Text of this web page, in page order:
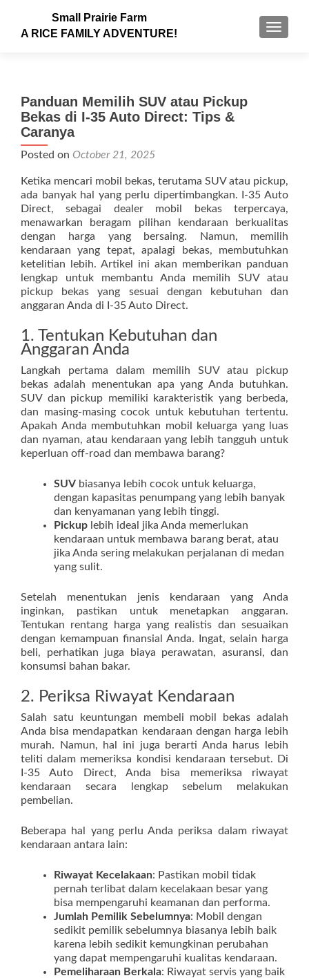
Small Prairie Farm
A RICE FAMILY ADVENTURE!
Panduan Memilih SUV atau Pickup
Bekas di I-35 Auto Direct: Tips &
Caranya
Posted on October 21, 2025
Ketika mencari mobil bekas, terutama SUV atau pickup,
ada banyak hal yang perlu dipertimbangkan. I-35 Auto
Direct, sebagai dealer mobil bekas terpercaya,
menawarkan beragam pilihan kendaraan berkualitas
dengan harga yang bersaing. Namun, memilih
kendaraan yang tepat, apalagi bekas, membutuhkan
ketelitian lebih. Artikel ini akan memberikan panduan
lengkap untuk membantu Anda memilih SUV atau
pickup bekas yang sesuai dengan kebutuhan dan
anggaran Anda di I-35 Auto Direct.
1. Tentukan Kebutuhan dan
Anggaran Anda
Langkah pertama dalam memilih SUV atau pickup
bekas adalah menentukan apa yang Anda butuhkan.
SUV dan pickup memiliki karakteristik yang berbeda,
dan masing-masing cocok untuk kebutuhan tertentu.
Apakah Anda membutuhkan mobil keluarga yang luas
dan nyaman, atau kendaraan yang lebih tangguh untuk
keperluan off-road dan membawa barang?
SUV biasanya lebih cocok untuk keluarga,
dengan kapasitas penumpang yang lebih banyak
dan kenyamanan yang lebih tinggi.
Pickup lebih ideal jika Anda memerlukan
kendaraan untuk membawa barang berat, atau
jika Anda sering melakukan perjalanan di medan
yang sulit.
Setelah menentukan jenis kendaraan yang Anda
inginkan, pastikan untuk menetapkan anggaran.
Tentukan rentang harga yang realistis dan sesuaikan
dengan kemampuan finansial Anda. Ingat, selain harga
beli, perhatikan juga biaya perawatan, asuransi, dan
konsumsi bahan bakar.
2. Periksa Riwayat Kendaraan
Salah satu keuntungan membeli mobil bekas adalah
Anda bisa mendapatkan kendaraan dengan harga lebih
murah. Namun, hal ini juga berarti Anda harus lebih
teliti dalam memeriksa kondisi kendaraan tersebut. Di
I-35 Auto Direct, Anda bisa memeriksa riwayat
kendaraan secara lengkap sebelum melakukan
pembelian.
Beberapa hal yang perlu Anda periksa dalam riwayat
kendaraan antara lain:
Riwayat Kecelakaan: Pastikan mobil tidak
pernah terlibat dalam kecelakaan besar yang
bisa mempengaruhi keamanan dan performa.
Jumlah Pemilik Sebelumnya: Mobil dengan
sedikit pemilik sebelumnya biasanya lebih baik
karena lebih sedikit kemungkinan perubahan
yang dapat mempengaruhi kualitas kendaraan.
Pemeliharaan Berkala: Riwayat servis yang baik